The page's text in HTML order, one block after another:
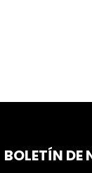
BOLETÍN DE